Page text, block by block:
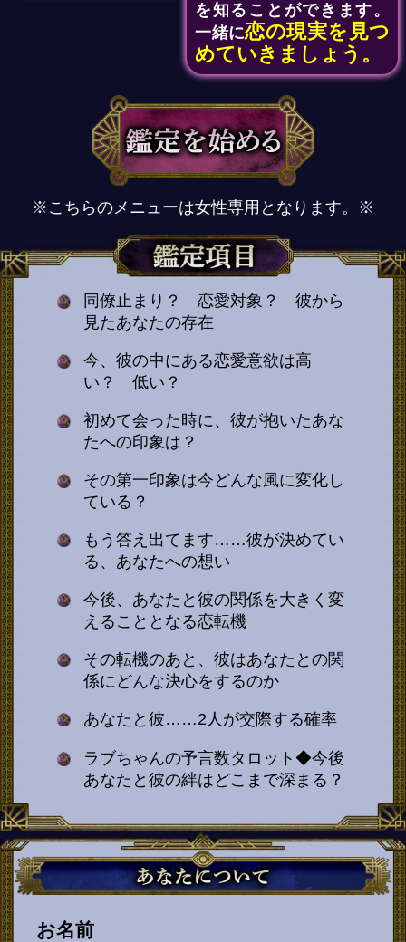
を知ることができます。
一緒に恋の現実を見つ
めていきましょう。
※こちらのメニューは女性専用となります。※
同僚止まり？ 恋愛対象？ 彼から
見たあなたの存在
今、彼の中にある恋愛意欲は高
い？ 低い？
初めて会った時に、彼が抱いたあな
たへの印象は？
その第一印象は今どんな風に変化し
ている？
もう答え出てます……彼が決めてい
る、あなたへの想い
今後、あなたと彼の関係を大きく変
えることとなる恋転機
その転機のあと、彼はあなたとの関
係にどんな決心をするのか
あなたと彼……2人が交際する確率
ラブちゃんの予言数タロット◆今後
あなたと彼の絆はどこまで深まる？
お名前